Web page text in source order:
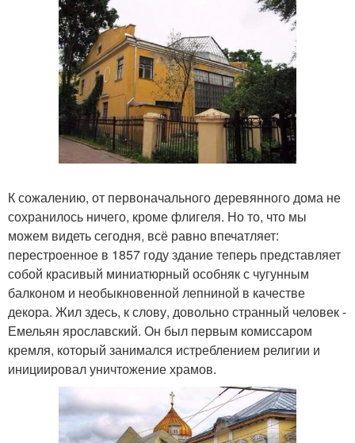
К сожалению, от первоначального деревянного дома не
сохранилось ничего, кроме флигеля. Но то, что мы
можем видеть сегодня, всё равно впечатляет:
перестроенное в 1857 году здание теперь представляет
собой красивый миниатюрный особняк с чугунным
балконом и необыкновенной лепниной в качестве
декора. Жил здесь, к слову, довольно странный человек -
Емельян ярославский. Он был первым комиссаром
кремля, который занимался истреблением религии и
инициировал уничтожение храмов.